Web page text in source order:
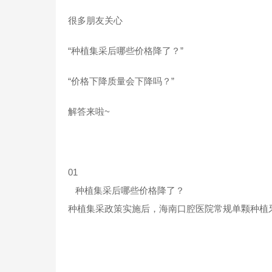
很多朋友关心
“种植集采后哪些价格降了？”
“价格下降质量会下降吗？”
解答来啦~
01
种植集采后哪些价格降了？
种植集采政策实施后，海南口腔医院常规单颗种植